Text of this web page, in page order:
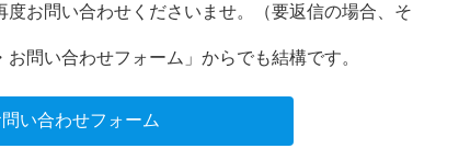
お問い合わせくださいませ。（要返信の場合、そ
問い合わせフォーム」からでも結構です。
い合わせフォーム